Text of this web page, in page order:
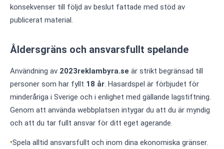
konsekvenser till följd av beslut fattade med stöd av
publicerat material.
Åldersgräns och ansvarsfullt spelande
Användning av 2023reklambyra.se är strikt begränsad till
personer som har fyllt 18 år. Hasardspel är förbjudet för
minderåriga i Sverige och i enlighet med gällande lagstiftning.
Genom att använda webbplatsen intygar du att du är myndig
och att du tar fullt ansvar för ditt eget agerande.
Spela alltid ansvarsfullt och inom dina ekonomiska gränser.